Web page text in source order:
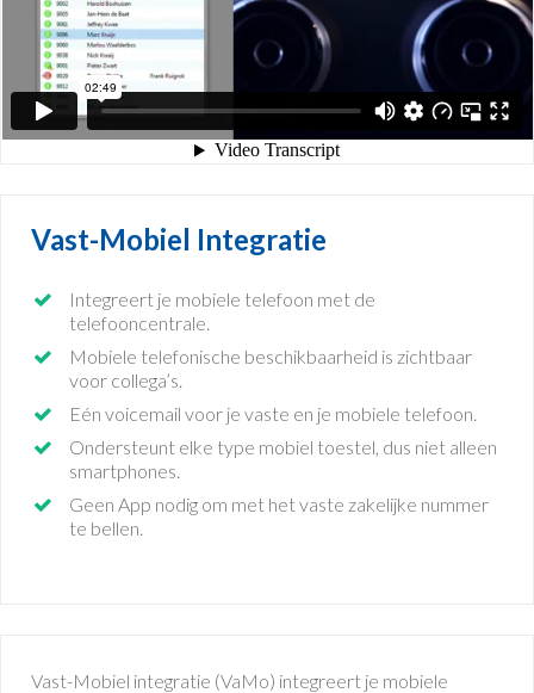
Vast-Mobiel Integratie
Integreert je mobiele telefoon met de
telefooncentrale.
Mobiele telefonische beschikbaarheid is zichtbaar
voor collega’s.
Eén voicemail voor je vaste en je mobiele telefoon.
Ondersteunt elke type mobiel toestel, dus niet alleen
smartphones.
Geen App nodig om met het vaste zakelijke nummer
te bellen.
Vast-Mobiel integratie (VaMo) integreert je mobiele